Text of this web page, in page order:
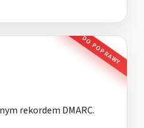
DO POPRAWY
rekordem DMARC.